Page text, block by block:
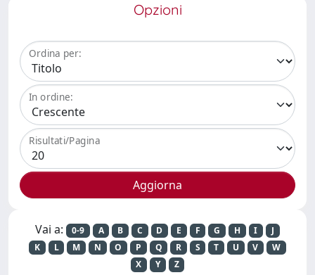
Opzioni
Ordina per:
In ordine:
Risultati/Pagina
Vai a: 0-9 A B C D E F G H I
J
K
L M N O P Q R S T U V
W
X
Y Z